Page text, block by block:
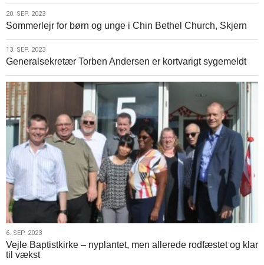
2023
20.
sep.
2023
20. SEP. 2023
Sommerlejr for børn og unge i Chin Bethel Church, Skjern
13.
sep.
2023
13. SEP. 2023
Generalsekretær Torben Andersen er kortvarigt sygemeldt
6.
sep.
2023
6. SEP. 2023
Vejle Baptistkirke – nyplantet, men allerede rodfæstet og klar
til vækst